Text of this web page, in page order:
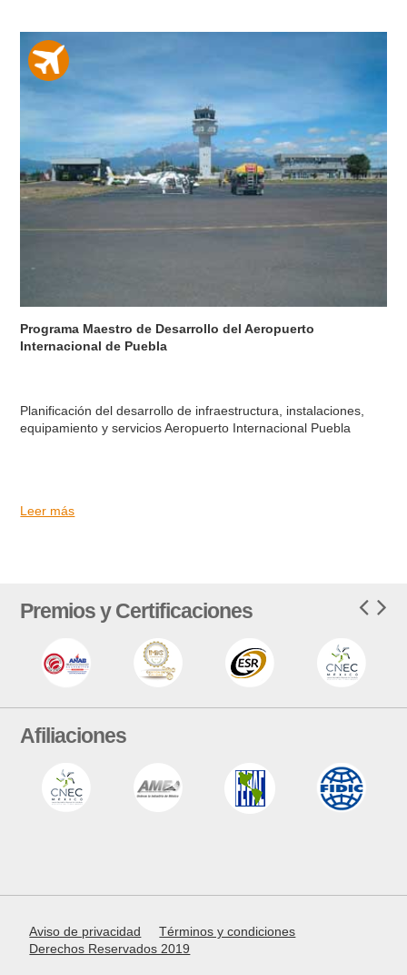
Programa Maestro de Desarrollo del Aeropuerto
Internacional de Puebla
Planificación del desarrollo de infraestructura, instalaciones,
equipamiento y servicios Aeropuerto Internacional Puebla
Leer más
Premios y Certificaciones
Afiliaciones
Aviso de privacidad
Términos y condiciones
Derechos Reservados 2019